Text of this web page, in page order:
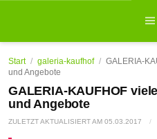
Start / galeria-kaufhof / GALERIA-
und Angebote
GALERIA-KAUFHOF
und Angebote
ZULETZT AKTUALISIERT AM 05.03.2017 /